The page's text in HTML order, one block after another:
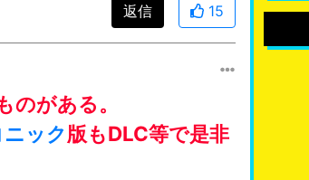
返信 15
がある。
ック版もDLC等で是非